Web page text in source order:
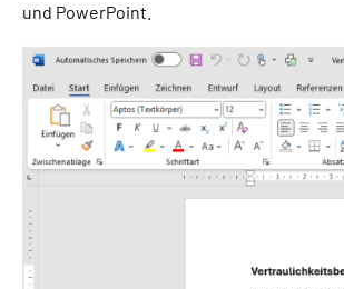
und PowerPoint.